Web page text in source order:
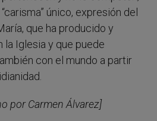
único, expresión del
que ha producido y
la Iglesia y que puede
con el mundo a partir
por Carmen Álvarez]